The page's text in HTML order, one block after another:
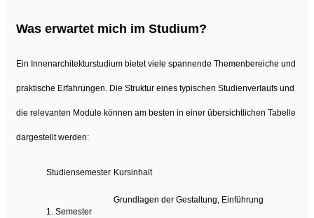
Was erwartet mich im Studium?
Ein Innenarchitekturstudium bietet viele spannende Themenbereiche und
praktische Erfahrungen. Die Struktur eines typischen Studienverlaufs und
die relevanten Module können am besten in einer übersichtlichen Tabelle
dargestellt werden:
Studiensemester Kursinhalt
1. Semester
Grundlagen der Gestaltung, Einführung